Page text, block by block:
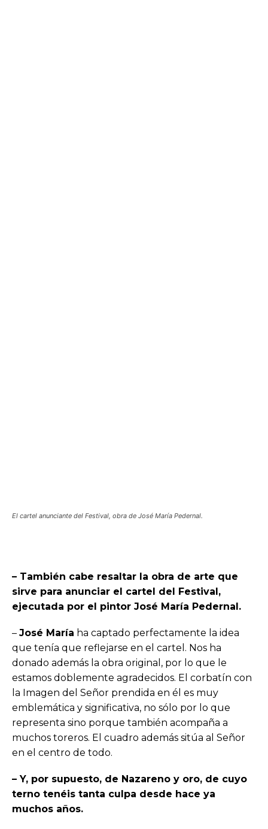
El cartel anunciante del Festival, obra de José María Pedernal.
– También cabe resaltar la obra de arte que
sirve para anunciar el cartel del Festival,
ejecutada por el pintor José María Pedernal.
– José María ha captado perfectamente la idea
que tenía que reflejarse en el cartel. Nos ha
donado además la obra original, por lo que le
estamos doblemente agradecidos. El corbatín con
la Imagen del Señor prendida en él es muy
emblemática y significativa, no sólo por lo que
representa sino porque también acompaña a
muchos toreros. El cuadro además sitúa al Señor
en el centro de todo.
– Y, por supuesto, de Nazareno y oro, de cuyo
terno tenéis tanta culpa desde hace ya
muchos años.